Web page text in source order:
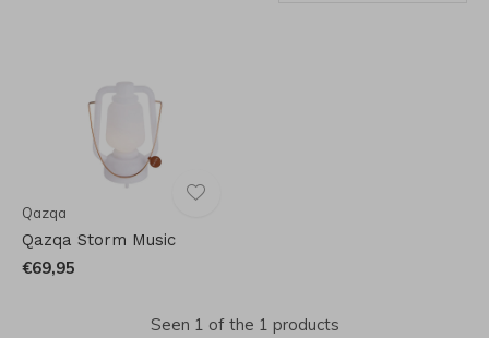
Qazqa
Qazqa Storm Music
€69,95
Seen 1 of the 1 products